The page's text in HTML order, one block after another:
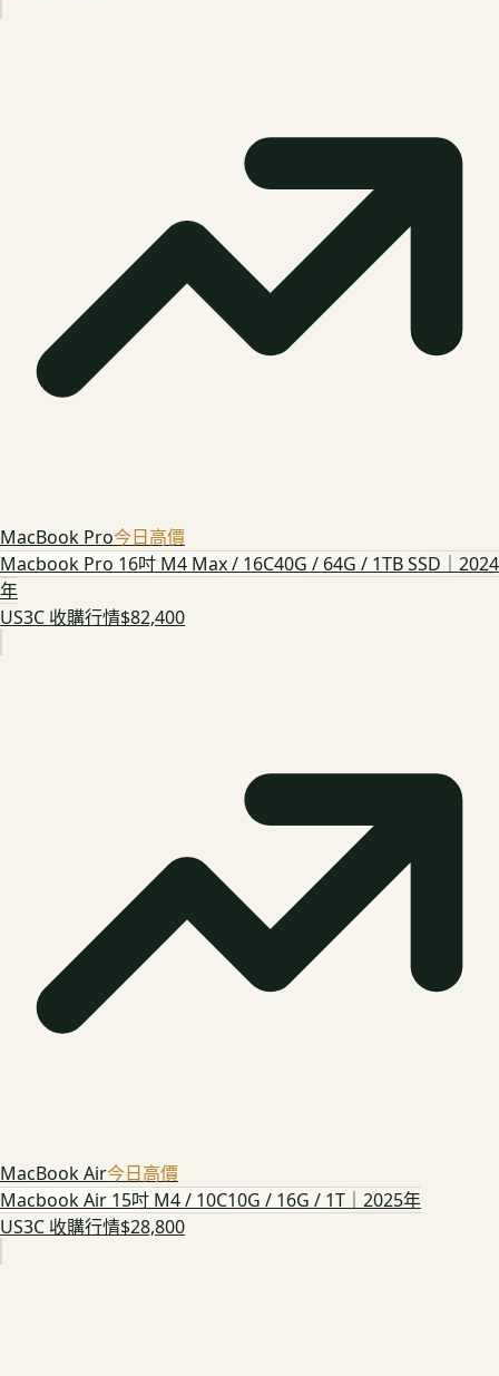
MacBook Pro今日高價
Macbook Pro 16吋 M4 Max / 16C40G / 64G / 1TB SSD｜2024
年
US3C 收購行情$82,400
MacBook Air今日高價
Macbook Air 15吋 M4 / 10C10G / 16G / 1T｜2025年
US3C 收購行情$28,800